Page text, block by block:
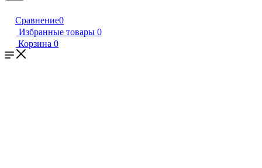
Сравнение0
Избранные товары 0
Корзина 0